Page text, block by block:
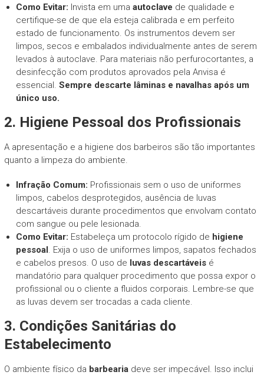
Como Evitar: Invista em uma autoclave de qualidade e
certifique-se de que ela esteja calibrada e em perfeito
estado de funcionamento. Os instrumentos devem ser
limpos, secos e embalados individualmente antes de serem
levados à autoclave. Para materiais não perfurocortantes, a
desinfecção com produtos aprovados pela Anvisa é
essencial. Sempre descarte lâminas e navalhas após um
único uso.
2. Higiene Pessoal dos Profissionais
A apresentação e a higiene dos barbeiros são tão importantes
quanto a limpeza do ambiente.
Infração Comum: Profissionais sem o uso de uniformes
limpos, cabelos desprotegidos, ausência de luvas
descartáveis durante procedimentos que envolvam contato
com sangue ou pele lesionada.
Como Evitar: Estabeleça um protocolo rígido de higiene
pessoal. Exija o uso de uniformes limpos, sapatos fechados
e cabelos presos. O uso de luvas descartáveisé
mandatório para qualquer procedimento que possa expor o
profissional ou o cliente a fluidos corporais. Lembre-se que
as luvas devem ser trocadas a cada cliente.
3. Condições Sanitárias do
Estabelecimento
O ambiente físico da barbeariadeve ser impecável. Isso inclui